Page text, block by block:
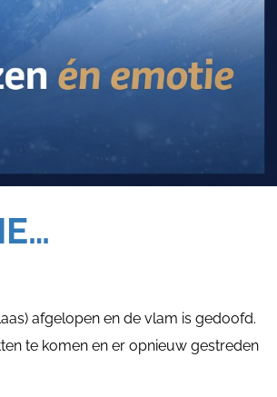
afgelopen en de vlam is gedoofd.
te komen en er opnieuw gestreden